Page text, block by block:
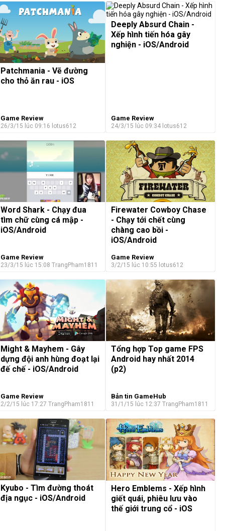
Patchmania - Vẽ đường
cho thỏ ăn rau - iOS
Game Review
26/3/15 lúc 09:16 lotus612
Deeply Absurd Chain -
Xếp hình tiến hóa gây
nghiện - iOS/Android
Game Review
24/3/15 lúc 09:34 lotus612
Word Shark - Chạy đua
tìm chữ cùng cá mập -
iOS/Android
Game Review
23/3/15 lúc 15:08 TrangPham1811
Firewater Cowboy Chase
- Chạy tới chết cùng
chàng cao bồi -
iOS/Android
Game Review
3/2/15 lúc 10:55 lotus612
Might & Mayhem - Gây
dựng đội anh hùng đoạt lại
đế chế - iOS/Android
Game Review
2/2/15 lúc 17:27 TrangPham1811
Tổng hợp Top game FPS
Android hay nhất 2014
(p2)
Bản tin GameHub
31/1/15 lúc 12:37 TrangPham1811
Kyubo - Tìm đường thoát
địa ngục - iOS/Android
Hero Emblems - Xếp hình
giết quái, phiêu lưu vào
thế giới trung cổ - iOS